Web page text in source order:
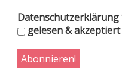
Datenschutzerklärung
gelesen & akzeptiert